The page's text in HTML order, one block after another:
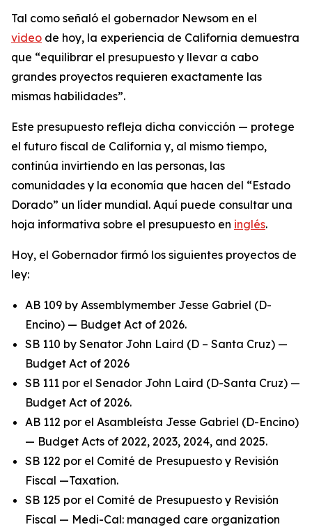
Tal como señaló el gobernador Newsom en el
video de hoy, la experiencia de California demuestra
que “equilibrar el presupuesto y llevar a cabo
grandes proyectos requieren exactamente las
mismas habilidades”.
Este presupuesto refleja dicha convicción — protege
el futuro fiscal de California y, al mismo tiempo,
continúa invirtiendo en las personas, las
comunidades y la economía que hacen del “Estado
Dorado” un líder mundial. Aquí puede consultar una
hoja informativa sobre el presupuesto en inglés.
Hoy, el Gobernador firmó los siguientes proyectos de
ley:
AB 109 by Assemblymember Jesse Gabriel (D-
Encino) — Budget Act of 2026.
SB 110 by Senator John Laird (D – Santa Cruz) —
Budget Act of 2026
SB 111 por el Senador John Laird (D-Santa Cruz) —
Budget Act of 2026.
AB 112 por el Asambleísta Jesse Gabriel (D-Encino)
— Budget Acts of 2022, 2023, 2024, and 2025.
SB 122 por el Comité de Presupuesto y Revisión
Fiscal —Taxation.
SB 125 por el Comité de Presupuesto y Revisión
Fiscal — Medi-Cal: managed care organization